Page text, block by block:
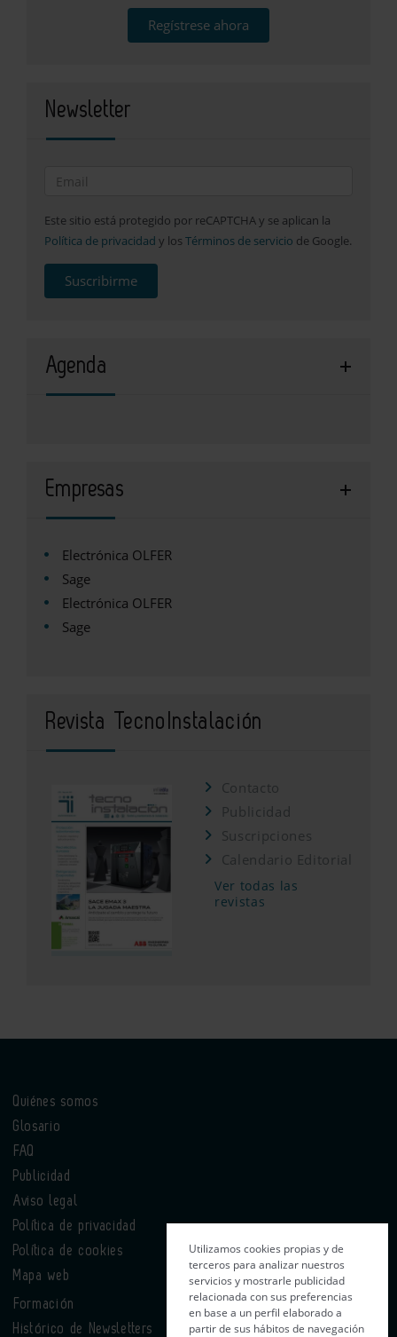
Regístrese ahora
Newsletter
Este sitio está protegido por reCAPTCHA y se aplican la
Política de privacidad y los Términos de servicio de Google.
Suscribirme
Agenda
Empresas
Electrónica OLFER
Sage
Electrónica OLFER
Sage
Revista TecnoInstalación
Contacto
Publicidad
Suscripciones
Calendario Editorial
Ver todas las
revistas
Quiénes somos
Glosario
FAQ
Publicidad
Aviso legal
Política de privacidad
Política de cookies
Mapa web
Formación
Histórico de Newsletters
Utilizamos cookies propias y de
terceros para analizar nuestros
servicios y mostrarle publicidad
relacionada con sus preferencias
en base a un perfil elaborado a
partir de sus hábitos de navegación